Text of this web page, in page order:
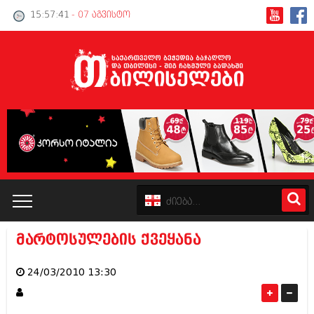
15:57:41 - 07 აგვისტო
კატალოგი
მარტოსულების ქვეყანა
24/03/2010 13:30